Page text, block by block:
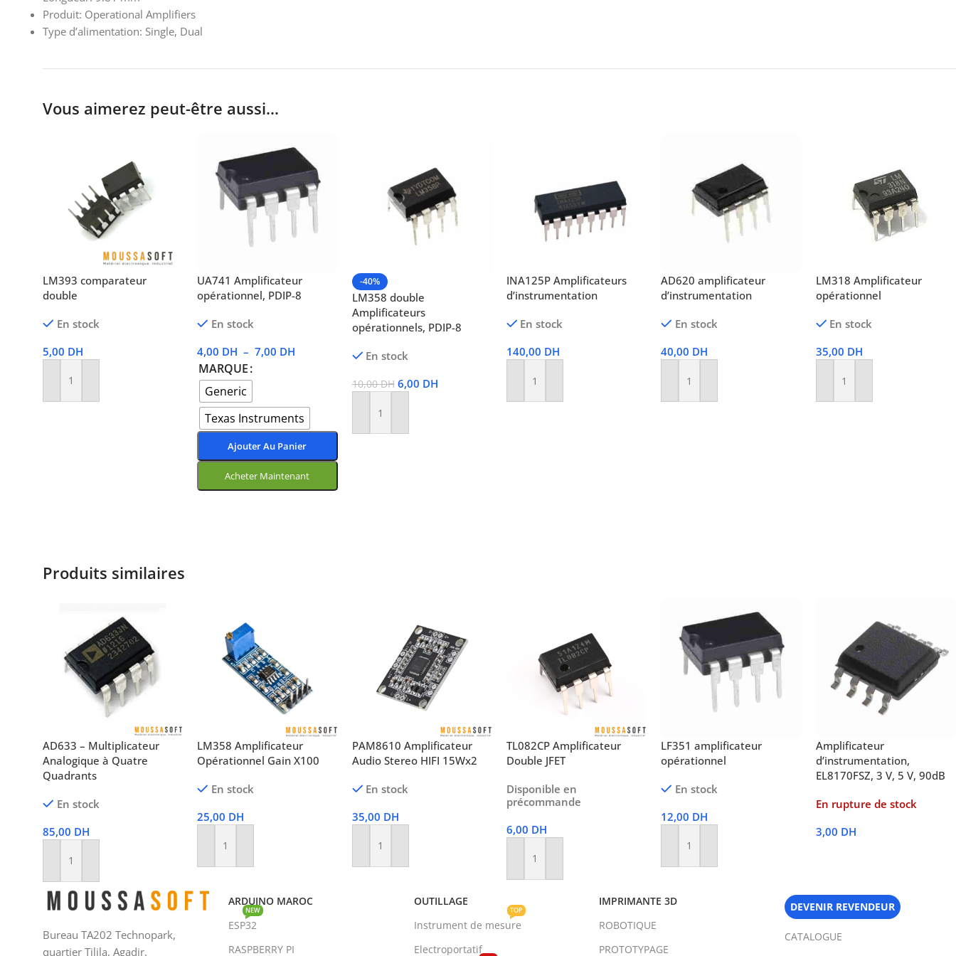
Produit: Operational Amplifiers
Type d’alimentation: Single, Dual
Vous aimerez peut-être aussi…
LM393 comparateur
double
En stock
5,00 DH
Ajouter Au Panier
UA741 Amplificateur
opérationnel, PDIP-8
En stock
4,00 DH – 7,00 DH
MARQUE
Generic
Texas Instruments
Ajouter Au Panier
Acheter Maintenant
-40%
LM358 double
Amplificateurs
opérationnels, PDIP-8
En stock
10,00DH 6,00 DH
Ajouter Au Panier
INA125P Amplificateurs
d’instrumentation
En stock
140,00 DH
Ajouter Au Panier
AD620 amplificateur
d’instrumentation
En stock
40,00 DH
Ajouter Au Panier
LM318 Amplificateur
opérationnel
En stock
35,00 DH
Ajouter Au Panier
Produits similaires
AD633 – Multiplicateur
Analogique à Quatre
Quadrants
En stock
85,00 DH
Ajouter Au Panier
LM358 Amplificateur
Opérationnel Gain X100
En stock
25,00 DH
Ajouter Au Panier
PAM8610 Amplificateur
Audio Stereo HIFI 15Wx2
En stock
35,00 DH
Ajouter Au Panier
TL082CP Amplificateur
Double JFET
Disponible en
précommande
6,00 DH
Ajouter Au Panier
LF351 amplificateur
opérationnel
En stock
12,00 DH
Ajouter Au Panier
Amplificateur
d’instrumentation,
EL8170FSZ, 3 V, 5 V, 90dB
En rupture de stock
3,00 DH
Bureau TA202 Technopark,
quartier Tilila, Agadir.
ARDUINO MAROC
ESP32
NEW
RASPBERRY PI
OUTILLAGE
Instrument de mesure
TOP
Electroportatif
IMPRIMANTE 3D
ROBOTIQUE
PROTOTYPAGE
DEVENIR REVENDEUR
CATALOGUE